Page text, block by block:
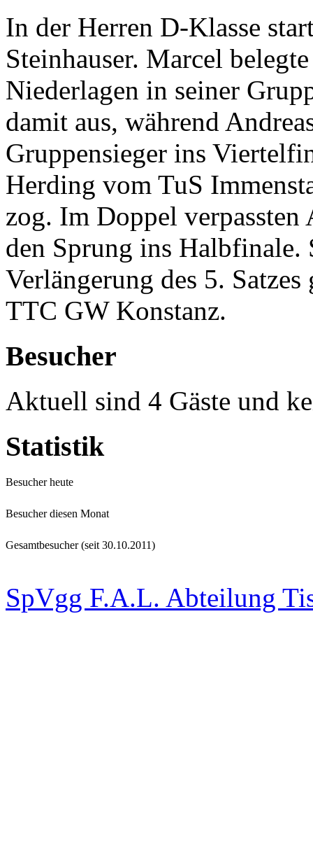
In der Herren D-Klasse
Steinhauser. Marcel
Niederlagen in seiner
damit aus, während
Gruppensieger ins
Herding vom TuS
zog. Im Doppel verpassten
den Sprung ins Halbfinale.
Verlängerung des 5.
TTC GW Konstanz.
Besucher
Aktuell sind 4 Gäste und
Statistik
Besucher heute
Besucher diesen Monat
Gesamtbesucher (seit 30.10.2011)
SpVgg F.A.L. Abteilung